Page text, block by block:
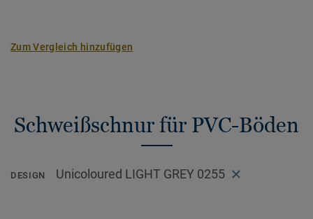
Zum Vergleich hinzufügen
Schweißschnur für PVC-Böden
DESIGN Unicoloured LIGHT GREY 0255